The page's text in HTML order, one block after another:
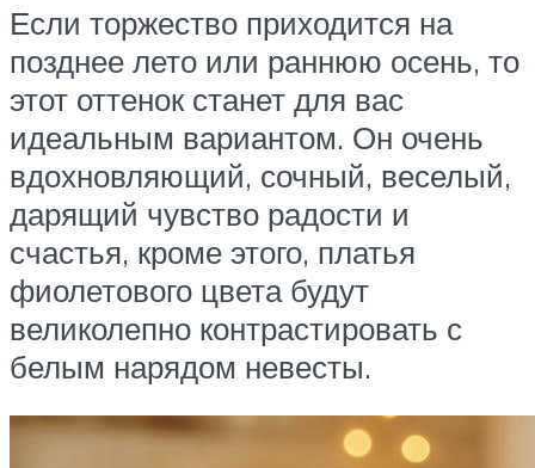
Если торжество приходится на
позднее лето или раннюю осень, то
этот оттенок станет для вас
идеальным вариантом. Он очень
вдохновляющий, сочный, веселый,
дарящий чувство радости и
счастья, кроме этого, платья
фиолетового цвета будут
великолепно контрастировать с
белым нарядом невесты.